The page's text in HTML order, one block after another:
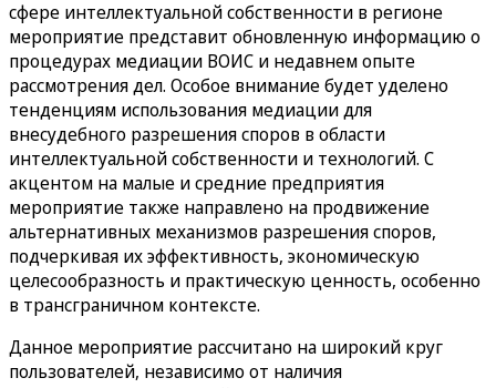
сфере интеллектуальной собственности в регионе
мероприятие представит обновленную информацию о
процедурах медиации ВОИС и недавнем опыте
рассмотрения дел. Особое внимание будет уделено
тенденциям использования медиации для
внесудебного разрешения споров в области
интеллектуальной собственности и технологий. С
акцентом на малые и средние предприятия
мероприятие также направлено на продвижение
альтернативных механизмов разрешения споров,
подчеркивая их эффективность, экономическую
целесообразность и практическую ценность, особенно
в трансграничном контексте.
Данное мероприятие рассчитано на широкий круг
пользователей, независимо от наличия